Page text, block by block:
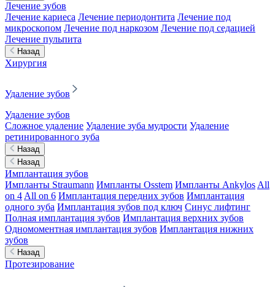
Лечение зубов
Лечение кариеса Лечение периодонтита Лечение под
микроскопом Лечение под наркозом Лечение под седацией
Лечение пульпита
Назад
Хирургия
Удаление зубов
Удаление зубов
Сложное удаление Удаление зуба мудрости Удаление
ретинированного зуба
Назад
Назад
Имплантация зубов
Импланты Straumann Импланты Osstem Импланты Ankylos All
on 4 All on 6 Имплантация передних зубов Имплантация
одного зуба Имплантация зубов под ключ Синус лифтинг
Полная имплантация зубов Имплантация верхних зубов
Одномоментная имплантация зубов Имплантация нижних
зубов
Назад
Протезирование